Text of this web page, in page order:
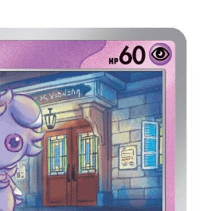
Marktpreis
€0,06
Normal